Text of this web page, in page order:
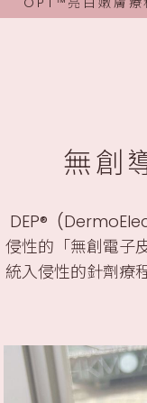
無創
DEP®
侵性的「無創電子
統入侵性的針劑療